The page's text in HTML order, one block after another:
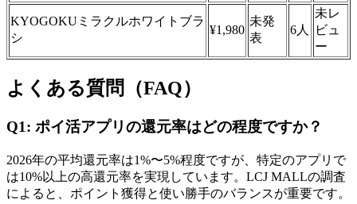
KYOGOKUミラクルホワイトブラ
シ
¥1,980
未発
表
6人
未レ
ビュ
ー
よくある質問（FAQ）
Q1: ポイ活アプリの還元率はどの程度ですか？
2026年の平均還元率は1%〜5%程度ですが、特定のアプリで
は10%以上の高還元率を実現しています。LCJ MALLの調査
によると、ポイント獲得と使い勝手のバランスが重要です。